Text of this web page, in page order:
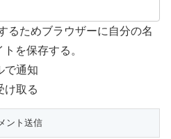
るためブラウザーに自分の名
を保存する。
で通知
け取る